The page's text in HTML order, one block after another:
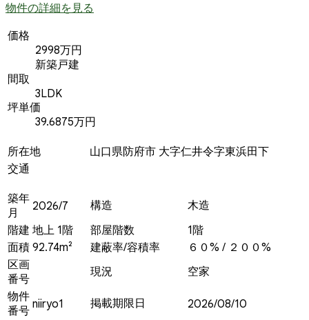
物件の詳細を見る
価格
2998万円
新築戸建
間取
3LDK
坪単価
39.6875万円
所在地
山口県防府市 大字仁井令字東浜田下
交通
築年
月
2026/7 構造
木造
階建 地上 1階 部屋階数
1階
面積 92.74m² 建蔽率/容積率
６０% / ２００%
区画
番号
現況
空家
物件
番号 niiryo1 掲載期限日 2026/08/10